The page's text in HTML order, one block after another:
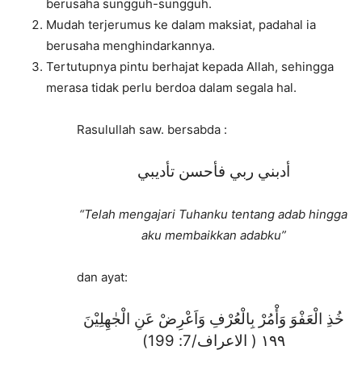
berusaha sungguh-sungguh.
Mudah terjerumus ke dalam maksiat, padahal ia
berusaha menghindarkannya.
Tertutupnya pintu berhajat kepada Allah, sehingga
merasa tidak perlu berdoa dalam segala hal.
Rasulullah saw. bersabda :
أدبني ربي فأحسن تأديبي
“Telah mengajari Tuhanku tentang adab hingga
aku membaikkan adabku”
dan ayat:
خُذِ الْعَفْوَ وَأْمُرْ بِالْعُرْفِ وَاَعْرِضْ عَنِ الْجٰهِلِيْنَ
١٩٩ ( الاعراف/7: 199)